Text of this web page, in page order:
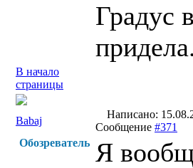
Градус
придела.
В начало
страницы
Babaj
Написано:
Сообщение #371
Обозреватель Я